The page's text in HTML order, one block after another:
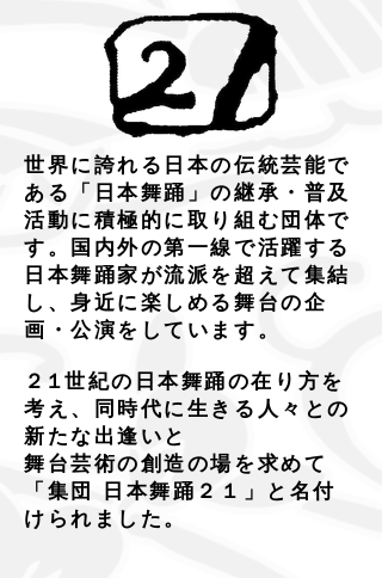
​世界に誇れる日本の伝統芸能で
ある「日本舞踊」の継承・普及
活動に積極的に取り組む団体で
す。国内外の第一線で活躍する
日本舞踊家が流派を超えて集結
し、身近に楽しめる舞台の企
画・公演をしています。
２１世紀の日本舞踊の在り方を
考え、同時代に生きる人々との
新たな出逢いと
舞台芸術の創造の場を求めて
「集団 日本舞踊２１」と名付
けられました。